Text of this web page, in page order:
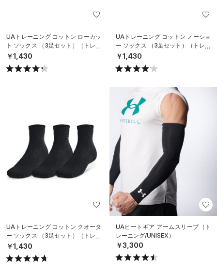
UAトレーニング コットン ローカッ
ト ソックス （3足セット）（トレー
ニング/UNISEX）
￥1,430
UAトレーニング コットン ノーショ
ー ソックス （3足セット）（トレー
ニング/UNISEX）
￥1,430
UAトレーニング コットン クオータ
ー ソックス （3足セット）（トレー
ニング/UNISEX）
￥1,430
UAヒートギア アームスリーブ（ト
レーニング/UNISEX）
￥3,300